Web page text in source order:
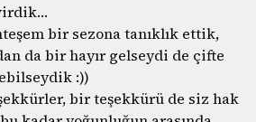
bir sezona tanıklık ettik,
da bir hayır gelseydi de çifte
:))
bir teşekkürü de siz hak